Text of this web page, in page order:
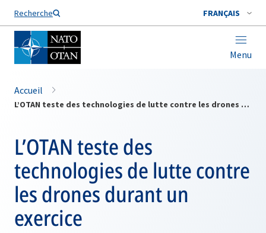
Recherche FRANÇAIS
Menu
Nom de famille*
Accueil
L’OTAN teste des technologies de lutte contre les drones durant un exercice
L’OTAN teste des
technologies de lutte contre
les drones durant un
exercice